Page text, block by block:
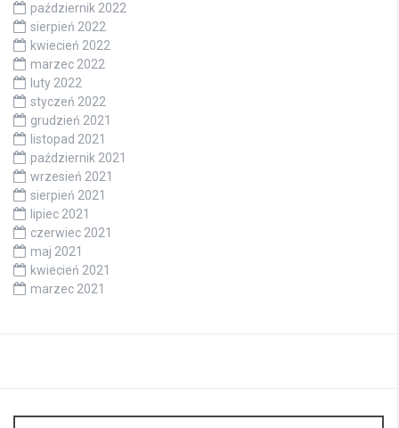
październik 2022
sierpień 2022
kwiecień 2022
marzec 2022
luty 2022
styczeń 2022
grudzień 2021
listopad 2021
październik 2021
wrzesień 2021
sierpień 2021
lipiec 2021
czerwiec 2021
maj 2021
kwiecień 2021
marzec 2021